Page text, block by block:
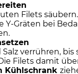
Filets
Y-Gräten bei
verrühren, bis
Filets damit
Kühlschrank